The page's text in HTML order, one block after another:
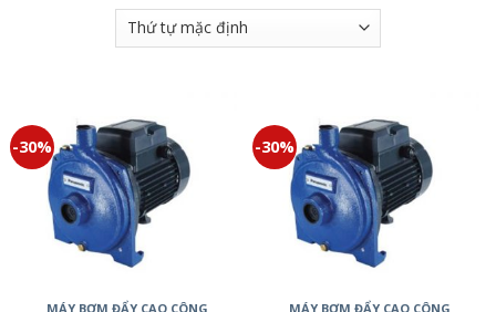
-30%
MÁY BƠM ĐẨY CAO CÔNG
-30%
MÁY BƠM ĐẨY CAO CÔNG